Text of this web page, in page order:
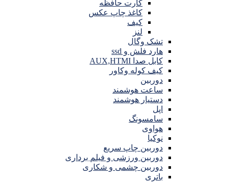
کارت حافظه
کاغذ چاپ عکس
کیف
لنز
تشک وگال
هارد فلش و ssd
کابل صدا AUX,HTMI
کیف کوله وکاور
دوربین
ساعت هوشمند
دستیار هوشمند
اپل
سامسونگ
هواوی
نوکیا
دوربین چاپ سریع
دوربین ورزشی و فیلم برداری
دوربین چشمی و شکاری
باتری